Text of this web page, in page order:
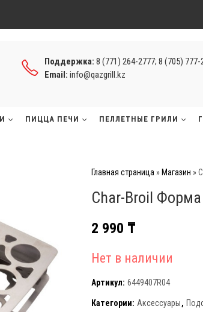
Поддержка: 8 (771) 264-2777; 8 (705) 777-
Email: info@qazgrill.kz
ПИЦЦА ПЕЧИ ПЕЛЛЕТНЫЕ ГРИЛИ
Главная страница » Магазин »
Char-Broil
2 990 ₸
Нет в наличии
Артикул: 6449407R04
Категории: Аксессуары,